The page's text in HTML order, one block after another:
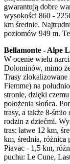
gwarantują dobre
wysokości 860 -
km średnie.
poziomów 949 m.
Bellamonte - Alpe
W ocenie wielu
Dolominów, mimo
Trasy zlokalizowane
Fiemme) na
stronie, dzięki
położenia słońca.
trasy, a także 8-
rodzin z dziećmi.
tras: łatwe 12 km,
km, średnia, różnica
Piavac - 1,5 km,
puchu: Le Cune,